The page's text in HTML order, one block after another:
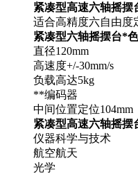
紧凑型高速六轴摇摆
适合高精度六自由度
紧凑型六轴摇摆台*色
直径120mm
高速度+/-30mm/s
负载高达5kg
**编码器
中间位置定位104mm
紧凑型高速六轴摇摆
仪器科学与技术
航空航天
光学